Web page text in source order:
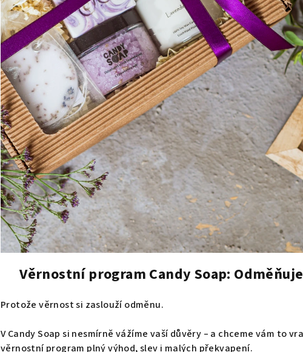
Věrnostní program Candy Soap:
Protože věrnost si zaslouží odměnu.
V Candy Soap si nesmírně vážíme vaší důvěry – a chceme vám to
věrnostní program plný výhod, slev i malých překvapení.